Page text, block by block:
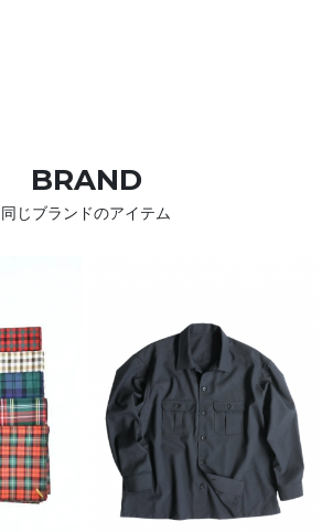
BRAND
同じブランドのアイテム